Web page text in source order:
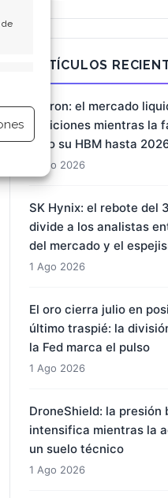
de
ARTÍCULOS
Micron: el mercado
posiciones mientras la
todo su HBM hasta
1 Ago 2026
SK Hynix: el rebote del
divide a los analistas
del mercado y el
1 Ago 2026
El oro cierra julio en
último traspié: la
la Fed marca el pulso
1 Ago 2026
DroneShield: la presión
intensifica mientras la
un suelo técnico
1 Ago 2026